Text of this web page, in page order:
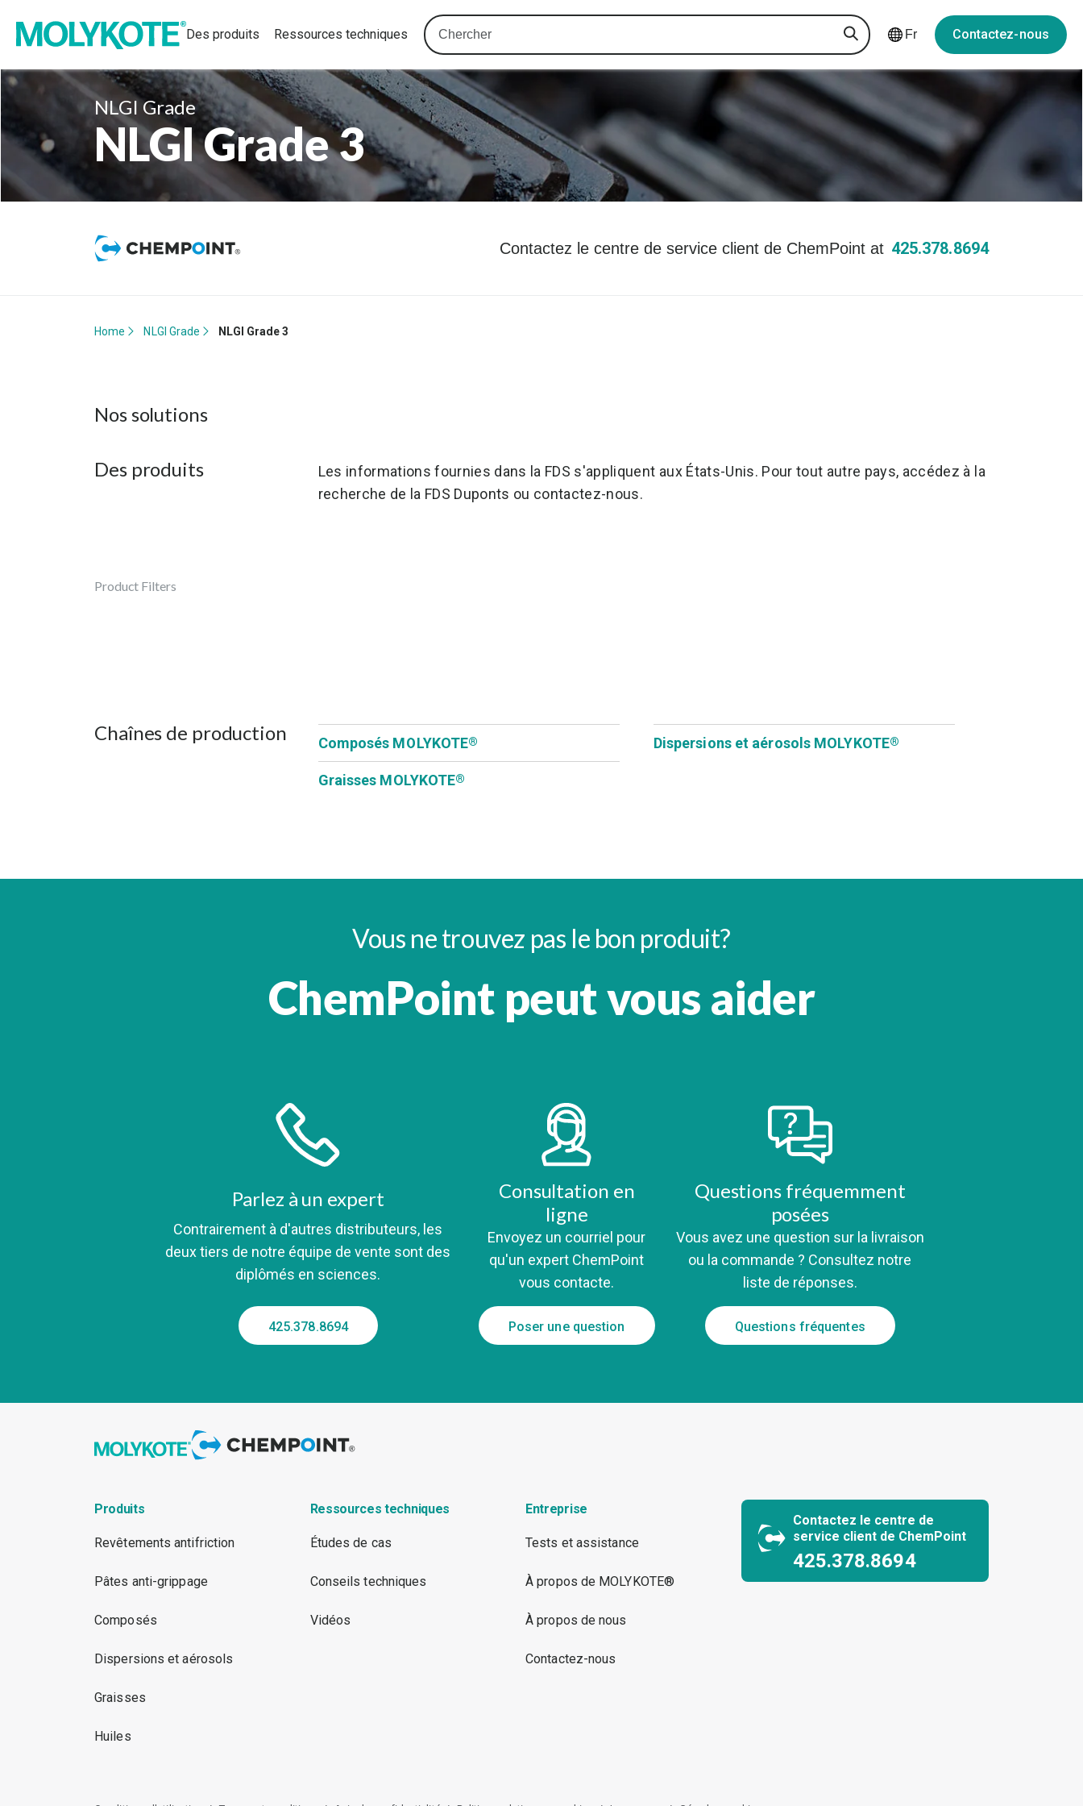
Des produits Ressources techniques Fr Contactez-nous
NLGI Grade
NLGI Grade 3
Contactez le centre de service client de ChemPoint at 425.378.8694
Home NLGI Grade NLGI Grade 3
Nos solutions
Des produits
Les informations fournies dans la FDS s'appliquent aux États-Unis. Pour tout autre pays, accédez à la
recherche de la FDS Duponts ou contactez-nous.
Product Filters
Chaînes de production Composés MOLYKOTE® Dispersions et aérosols MOLYKOTE®
Graisses MOLYKOTE®
Vous ne trouvez pas le bon produit?
ChemPoint peut vous aider
Parlez à un expert
Contrairement à d'autres distributeurs, les
deux tiers de notre équipe de vente sont des
diplômés en sciences.
425.378.8694
Consultation en
ligne
Envoyez un courriel pour
qu'un expert ChemPoint
vous contacte.
Poser une question
Questions fréquemment
posées
Vous avez une question sur la livraison
ou la commande ? Consultez notre
liste de réponses.
Questions fréquentes
Produits
Revêtements antifriction
Pâtes anti-grippage
Composés
Dispersions et aérosols
Graisses
Huiles
Ressources techniques
Études de cas
Conseils techniques
Vidéos
Entreprise
Tests et assistance
À propos de MOLYKOTE®
À propos de nous
Contactez-nous
Contactez le centre de
service client de ChemPoint
425.378.8694